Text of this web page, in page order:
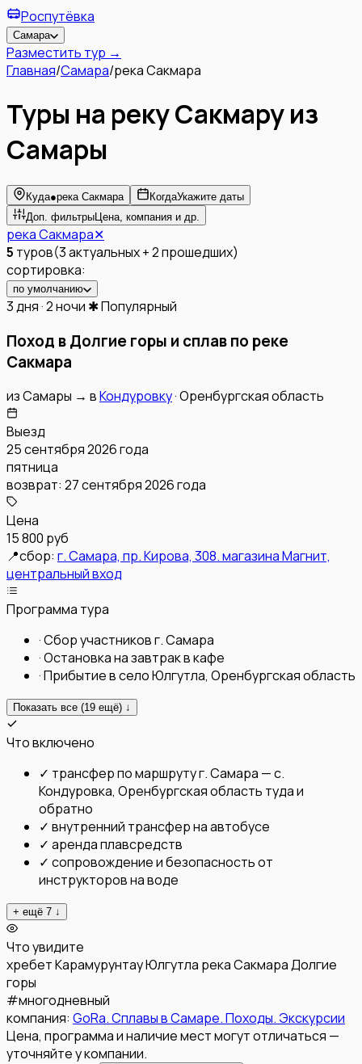
Роспутёвка
Самара
Разместить тур →
Главная/Самара/река Сакмара
Туры на реку Сакмару из
Самары
Куда●река Сакмара КогдаУкажите даты
Доп. фильтры Цена, компания и др.
река Сакмара✕
5 туров(3актуальных+2прошедших)
сортировка:
по умолчанию
3 дня · 2 ночи ✱ Популярный
Поход в Долгие горы и сплав по реке
Сакмара
изСамары → вКондуровку·Оренбургская область
Выезд
25 сентября 2026 года
пятница
возврат: 27 сентября 2026 года
Цена
15 800 руб
📍сбор: г. Самара, пр. Кирова, 308. магазина Магнит,
центральный вход
Программа тура
·Сбор участников г. Самара
·Остановка на завтрак в кафе
·Прибытие в село Юлгутла, Оренбургская область
Показать все (19 ещё) ↓
Что включено
✓ трансфер по маршруту г. Самара — с.
Кондуровка, Оренбургская область туда и
обратно
✓ внутренний трансфер на автобусе
✓ аренда плавсредств
✓ сопровождение и безопасность от
инструкторов на воде
+ ещё 7 ↓
Что увидите
хребет КарамурунтауЮлгутла река СакмараДолгие
горы
#многодневный
компания: GoRa. Сплавы в Самаре. Походы. Экскурсии
Цена, программа и наличие мест могут отличаться —
уточняйте у компании.